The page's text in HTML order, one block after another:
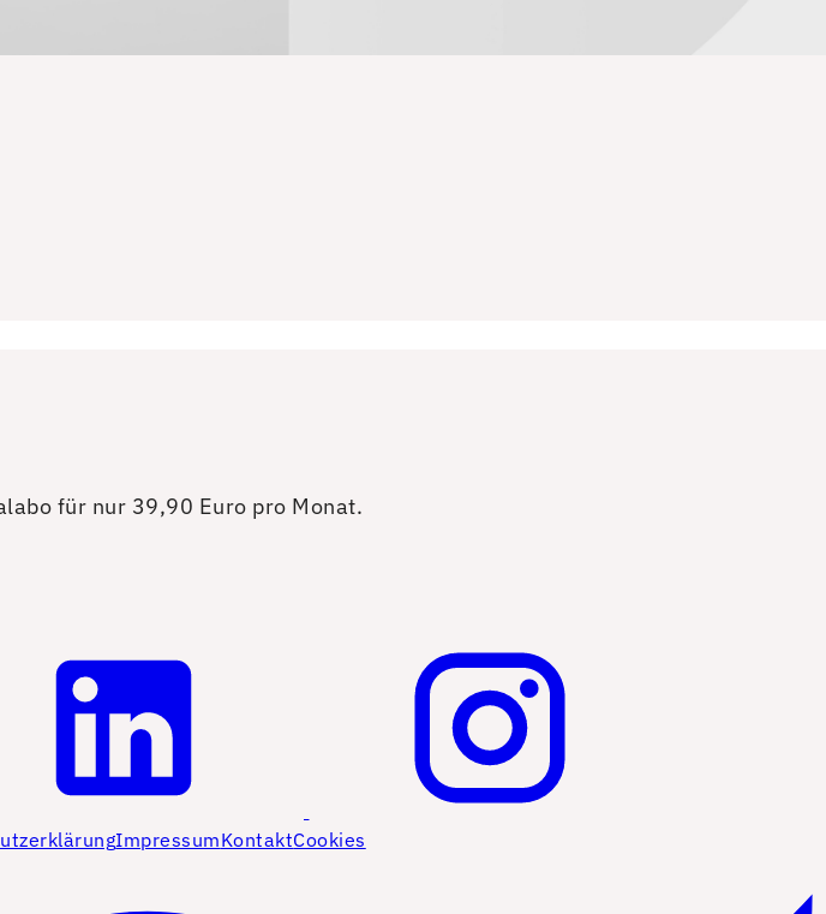
für nur 39,90 Euro pro Monat.
ImpressumKontaktCookies